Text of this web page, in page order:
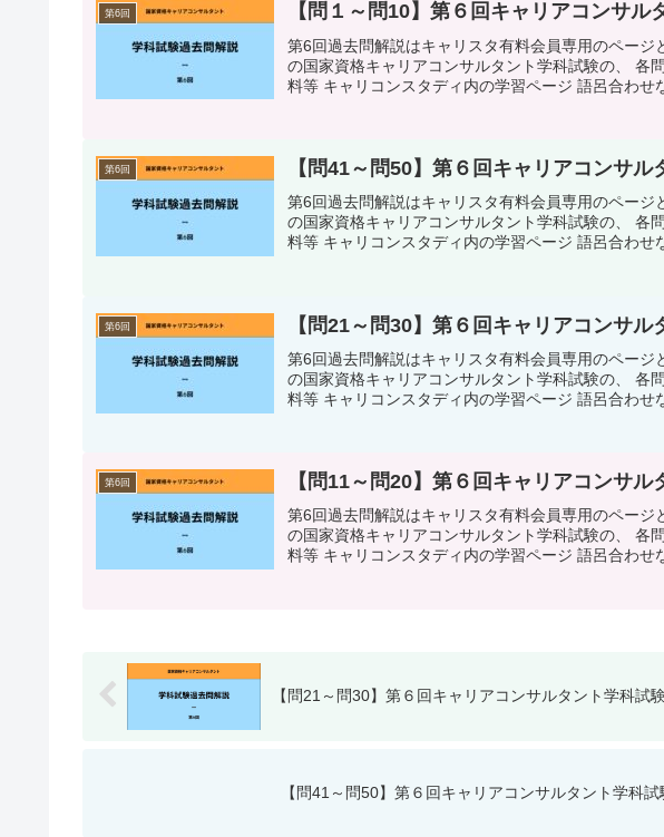
第6回 【問１～問10】第６回キャリアコンサル
第6回過去問解説はキャリスタ有料会員専用のペー
の国家資格キャリアコンサルタント学科試験の、 各
料等 キャリコンスタディ内の学習ページ 語呂合わせ
第6回 【問41～問50】第６回キャリアコンサル
第6回過去問解説はキャリスタ有料会員専用のペー
の国家資格キャリアコンサルタント学科試験の、 各
料等 キャリコンスタディ内の学習ページ 語呂合わせ
第6回 【問21～問30】第６回キャリアコンサル
第6回過去問解説はキャリスタ有料会員専用のペー
の国家資格キャリアコンサルタント学科試験の、 各
料等 キャリコンスタディ内の学習ページ 語呂合わせ
第6回 【問11～問20】第６回キャリアコンサル
第6回過去問解説はキャリスタ有料会員専用のペー
の国家資格キャリアコンサルタント学科試験の、 各
料等 キャリコンスタディ内の学習ページ 語呂合わせ
【問21～問30】第６回キャリアコンサルタント学科試
【問41～問50】第６回キャリアコンサルタント学科試